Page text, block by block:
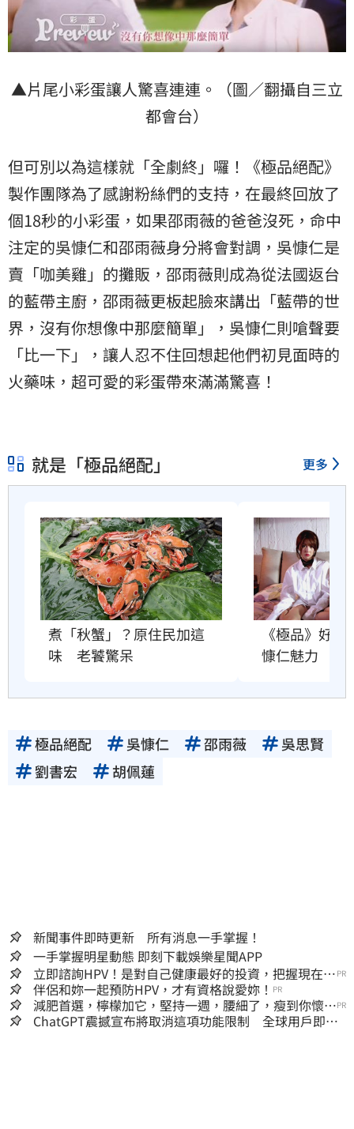
▲片尾小彩蛋讓人驚喜連連。（圖／翻攝自三立
都會台）
但可別以為這樣就「全劇終」囉！《極品絕配》
製作團隊為了感謝粉絲們的支持，在最終回放了
個18秒的小彩蛋，如果邵雨薇的爸爸沒死，命中
注定的吳慷仁和邵雨薇身分將會對調，吳慷仁是
賣「咖美雞」的攤販，邵雨薇則成為從法國返台
的藍帶主廚，邵雨薇更板起臉來講出「藍帶的世
界，沒有你想像中那麼簡單」，吳慷仁則嗆聲要
「比一下」，讓人忍不住回想起他們初見面時的
火藥味，超可愛的彩蛋帶來滿滿驚喜！
就是「極品絕配」 更多
煮「秋蟹」？原住民加這
味　老饕驚呆
《極品》好
慷仁魅力
極品絕配 吳慷仁 邵雨薇
吳思賢
劉書宏
胡佩蓮
新聞事件即時更新 所有消息一手掌握！
一手掌握明星動態 即刻下載娛樂星聞APP
立即諮詢HPV！是對自己健康最好的投資，把握現在不
嫌晚！
PR
伴侶和妳一起預防HPV，才有資格說愛妳！ PR
減肥首選，檸檬加它，堅持一週，腰細了，瘦到你懷疑
人生
PR
ChatGPT震撼宣布將取消這項功能限制 全球用戶即刻